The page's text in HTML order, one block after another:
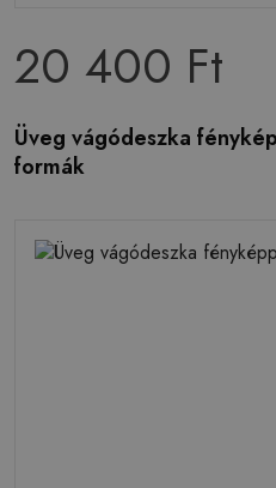
20 400 Ft
Üveg vágódeszka
formák